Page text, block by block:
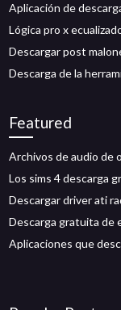
Aplicación de
Lógica pro x
Descargar post
Descarga de la
Featured
Archivos de audio de
Los sims 4 descarga
Descargar driver ati
Descarga gratuita de
Aplicaciones que